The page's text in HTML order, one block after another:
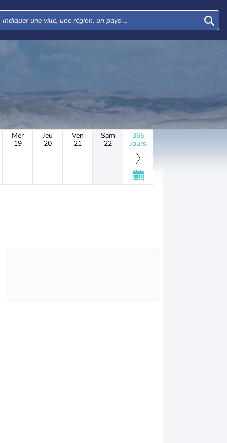
Mer
19
-
-
Jeu
20
-
-
Ven
21
-
-
Sam
22
-
-
365
Jours